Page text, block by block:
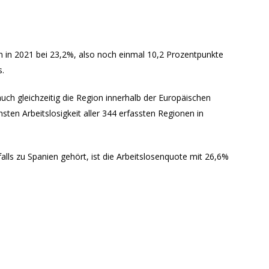
2021 bei 23,2%, also noch einmal 10,2 Prozentpunkte
gleichzeitig die Region innerhalb der Europäischen
Arbeitslosigkeit aller 344 erfassten Regionen in
zu Spanien gehört, ist die Arbeitslosenquote mit 26,6%